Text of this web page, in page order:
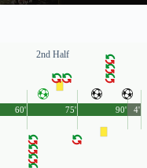
2nd Half
90'
60' 75' 4'